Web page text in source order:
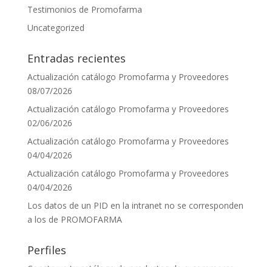
Testimonios de Promofarma
Uncategorized
Entradas recientes
Actualización catálogo Promofarma y Proveedores
08/07/2026
Actualización catálogo Promofarma y Proveedores
02/06/2026
Actualización catálogo Promofarma y Proveedores
04/04/2026
Actualización catálogo Promofarma y Proveedores
04/04/2026
Los datos de un PID en la intranet no se corresponden
a los de PROMOFARMA
Perfiles